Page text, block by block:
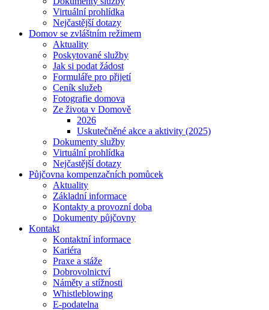
Virtuální prohlídka
Nejčastější dotazy
Domov se zvláštním režimem
Aktuality
Poskytované služby
Jak si podat žádost
Formuláře pro přijetí
Ceník služeb
Fotografie domova
Ze života v Domově
2026
Uskutečněné akce a aktivity (2025)
Dokumenty služby
Virtuální prohlídka
Nejčastější dotazy
Půjčovna kompenzačních pomůcek
Aktuality
Základní informace
Kontakty a provozní doba
Dokumenty půjčovny
Kontakt
Kontaktní informace
Kariéra
Praxe a stáže
Dobrovolnictví
Náměty a stížnosti
Whistleblowing
E-podatelna